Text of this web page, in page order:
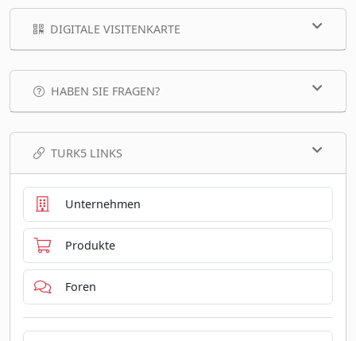
DIGITALE VISITENKARTE
HABEN SIE FRAGEN?
TURK5 LINKS
Unternehmen
Produkte
Foren